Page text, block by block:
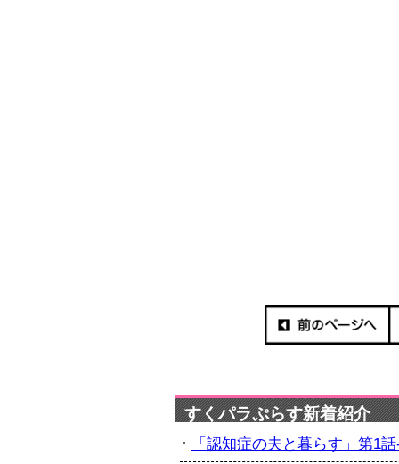
すくパラぷらす新着紹介
「認知症の夫と暮らす」第1